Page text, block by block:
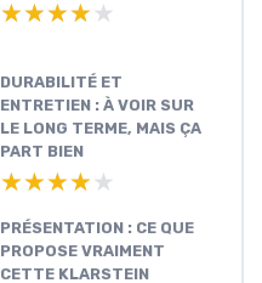
★★★★★
★★★★★
DURABILITÉ ET
ENTRETIEN : À VOIR SUR
LE LONG TERME, MAIS ÇA
PART BIEN
★★★★★
★★★★★
PRÉSENTATION : CE QUE
PROPOSE VRAIMENT
CETTE KLARSTEIN